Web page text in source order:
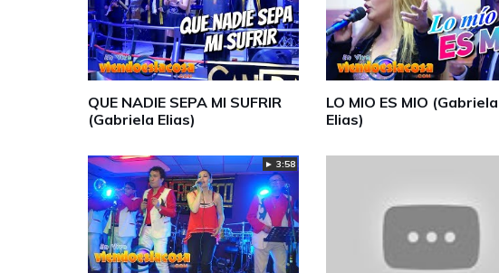
QUE NADIE SEPA MI SUFRIR
(Gabriela Elias)
LO MIO ES MIO (Gabriela
Elias)
► 3:58